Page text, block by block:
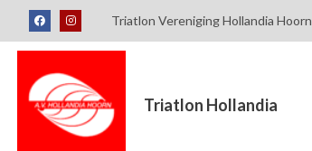
Triatlon Vereniging Hollandia Hoorn
Triatlon Hollandia